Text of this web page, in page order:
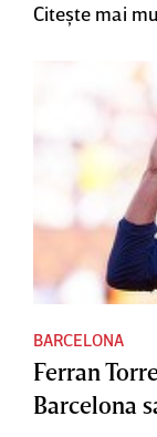
Citește mai
BARCELONA
Ferran
Barcelona